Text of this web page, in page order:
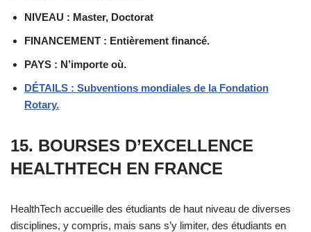
NIVEAU : Master, Doctorat
FINANCEMENT : Entièrement financé.
PAYS : N’importe où.
DÉTAILS : Subventions mondiales de la Fondation
Rotary.
15. BOURSES D’EXCELLENCE
HEALTHTECH EN FRANCE
HealthTech accueille des étudiants de haut niveau de diverses
disciplines, y compris, mais sans s’y limiter, des étudiants en